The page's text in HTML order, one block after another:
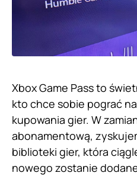
Xbox Game Pass to
kto chce sobie pograć
kupowania gier. W
abonamentową,
biblioteki gier, która
nowego zostanie